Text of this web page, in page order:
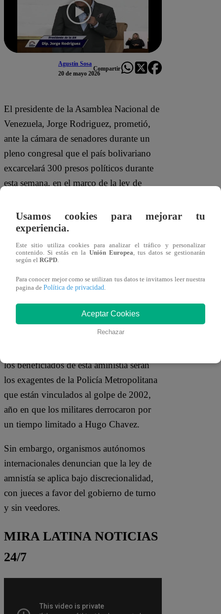
Agustín Sosa
20 de mayo 2026
Compartir
El presidente de la Asamblea Nacional de
Venezuela, Jorge Rodriguez, prometió,
ante la cámara de senadores durante un
pleno congresal que el país bolivariano
excarcelará 300 presos políticos durante
esta semana, en el marco de la ley de
interina, Delcy Rodríguez.
personas serán puestas en libertad,
algunas incursas en hechos en delitos
demostrados , otras por ser menores de
de una patología”, declaró el presidente
parlamentario Rodriguez.
los beneficiados de esta aministía serán
los exagentes de la Policía Metropolitana
que están vinculados al golpe de 2002,
año en que los militares derrocaron por
un tiempo limitado a Hugo Chavez.
Sin embargo, organismos autónomos
internacionales denuncian que la ley de
amnistía se aplica bajo discrecionalidad,
con jueces a favor del gobierno de turno
y sin veedores.
MIRA LATINA NOTICIAS
24/7
Usamos cookies para mejorar tu
experiencia.
Este sitio utiliza cookies para analizar el tráfico y personalizar
contenido. Si estás en la Unión Europea, tus datos se gestionarán
según el RGPD.
Para conocer mejor como se utilizan tus datos te invitamos leer nuestra
pagina de Política de privacidad.
Aceptar Cookies
Rechazar